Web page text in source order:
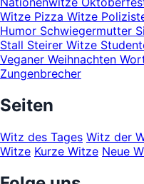
Witze Pizza Witze
Humor Schwiegermutter
Stall Steirer Witze
Veganer Weihnachten
Zungenbrecher
Seiten
Witz des Tages Witz der
Witze Kurze Witze Neue